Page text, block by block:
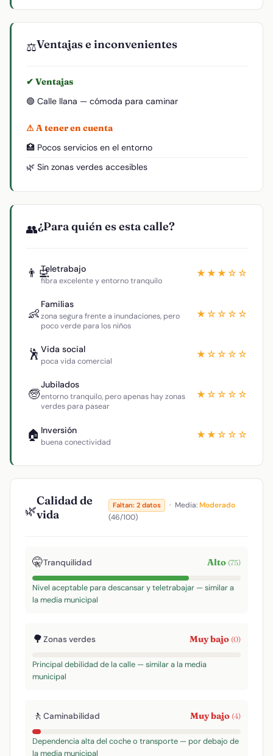
⚖️Ventajas e inconvenientes
✔ Ventajas
🟢 Calle llana — cómoda para caminar
⚠ A tener en cuenta
🏥 Pocos servicios en el entorno
🌿 Sin zonas verdes accesibles
👥¿Para quién es esta calle?
👨‍💻Teletrabajo
fibra excelente y entorno tranquilo
★★★☆☆
👶
Familias
zona segura frente a inundaciones, pero
poco verde para los niños
★☆☆☆☆
🕺 Vida social
poca vida comercial
★☆☆☆☆
🧓
Jubilados
entorno tranquilo, pero apenas hay zonas
verdes para pasear
★☆☆☆☆
🏠 Inversión
buena conectividad
★★☆☆☆
🌿
Calidad de
vida
Faltan: 2 datos · Media:Moderado
(46/100)
🤫Tranquilidad Alto (75)
Nivel aceptable para descansar y teletrabajar — similar a
la media municipal
🌳Zonas verdes Muy bajo (0)
Principal debilidad de la calle — similar a la media
municipal
🚶 Caminabilidad Muy bajo (4)
Dependencia alta del coche o transporte — por debajo de
la media municipal